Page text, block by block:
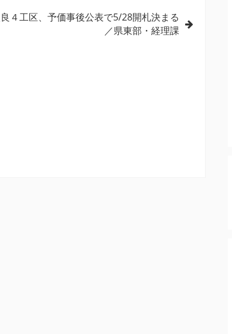
４工区、予価事後公表で5/28開札決まる
／県東部・経理課